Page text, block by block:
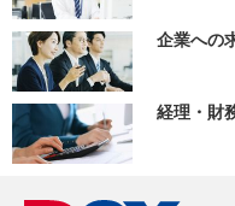
企業への
経理・財